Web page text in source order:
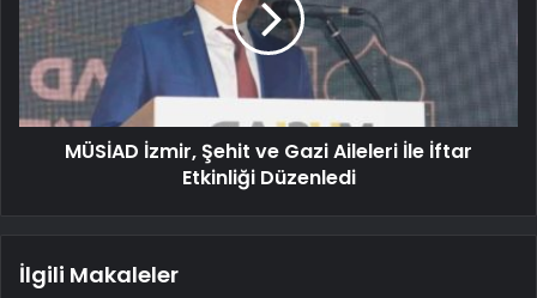
MÜSİAD İzmir, Şehit ve Gazi Aileleri İle İftar
Etkinliği Düzenledi
İlgili Makaleler